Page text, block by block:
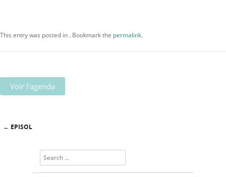
This entry was posted in . Bookmark the permalink.
Voir l'agenda
← EPISOL
Search